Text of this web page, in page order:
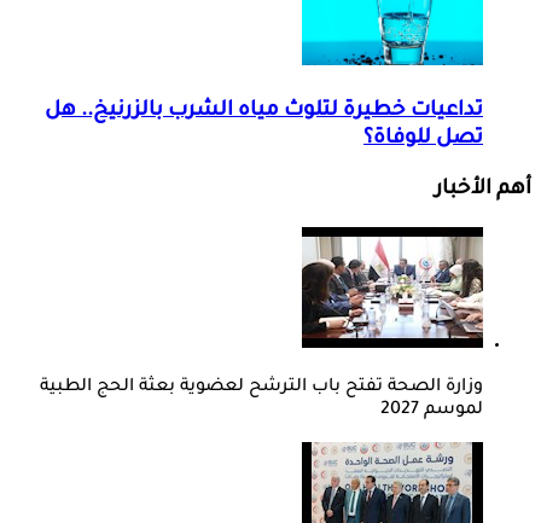
تداعيات خطيرة لتلوث مياه الشرب بالزرنيخ.. هل
تصل للوفاة؟
أهم الأخبار
وزارة الصحة تفتح باب الترشح لعضوية بعثة الحج الطبية
لموسم 2027